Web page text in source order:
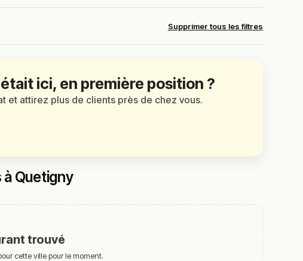
Supprimer tous les filtres
ici, en première position ?
et attirez plus de clients près de chez vous.
Quetigny
trouvé
cette ville pour le moment.